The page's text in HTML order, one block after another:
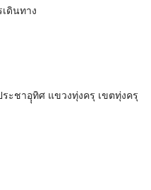
ดินทาง
ะชาอุุทิศ แขวงทุ่งครุ เขตทุ่งครุ